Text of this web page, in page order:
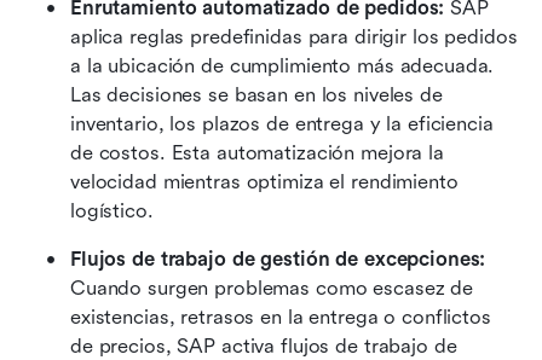
Enrutamiento automatizado de pedidos: SAP
aplica reglas predefinidas para dirigir los pedidos
a la ubicación de cumplimiento más adecuada.
Las decisiones se basan en los niveles de
inventario, los plazos de entrega y la eficiencia
de costos. Esta automatización mejora la
velocidad mientras optimiza el rendimiento
logístico.
Cuando surgen problemas como escasez de
existencias, retrasos en la entrega o conflictos
de precios, SAP activa flujos de trabajo de